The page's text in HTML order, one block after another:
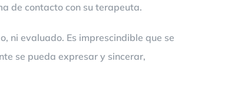
de contacto con su terapeuta.
ni evaluado. Es imprescindible que se
se pueda expresar y sincerar,